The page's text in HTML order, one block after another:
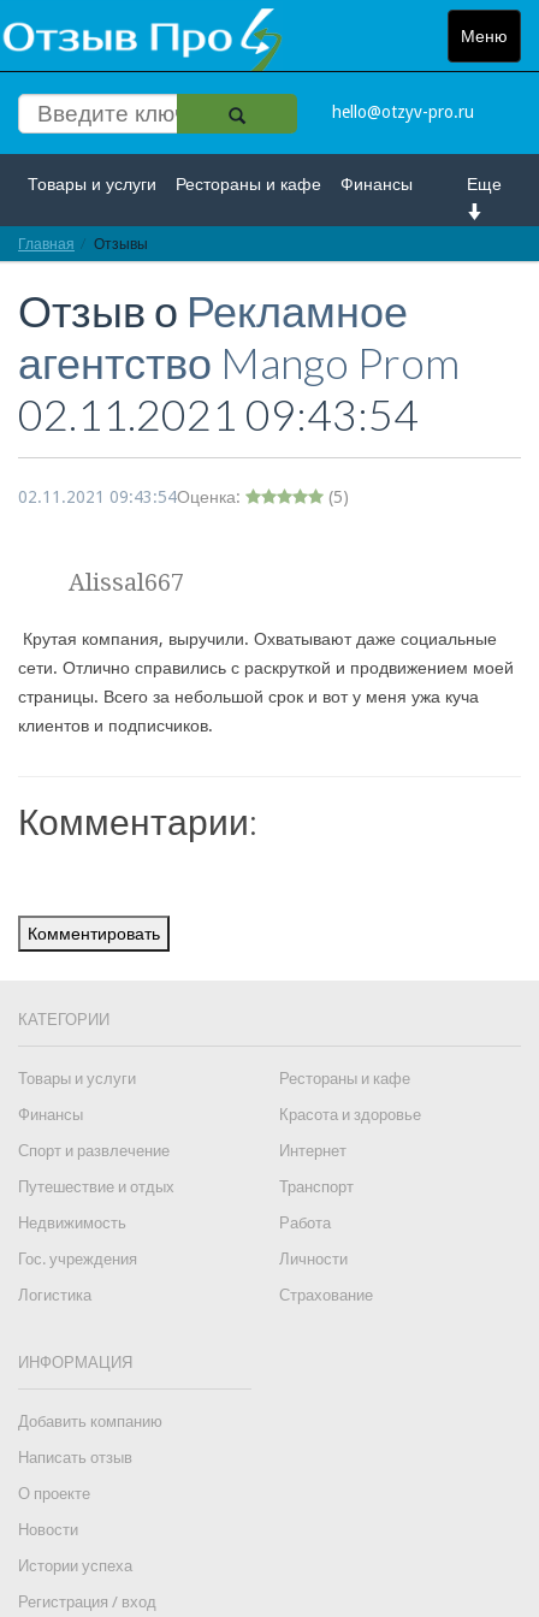
Меню
Toggle
hello@otzyv-pro.ru
Еще
Товары и услуги Рестораны и кафе Финансы
Красота и здоровье
Интернет Путешествие и отдых Транспорт
Недвижимость Работа Гос. учреждения
Личности Логистика Страхование
Главная Отзывы
Отзыв о Рекламное
агентство Mango Prom
02.11.2021 09:43:54
02.11.2021 09:43:54Оценка: (5)
Alissal667
Крутая компания, выручили. Охватывают даже социальные
сети. Отлично справились с раскруткой и продвижением моей
страницы. Всего за небольшой срок и вот у меня ужа куча
клиентов и подписчиков.
Комментарии:
Комментировать
КАТЕГОРИИ
Товары и услуги
Рестораны и кафе
Финансы
Красота и здоровье
Спорт и развлечение
Интернет
Путешествие и отдых
Транспорт
Недвижимость
Работа
Гос. учреждения
Личности
Логистика
Страхование
ИНФОРМАЦИЯ
Добавить компанию
Написать отзыв
О проекте
Новости
Истории успеха
Регистрация / вход